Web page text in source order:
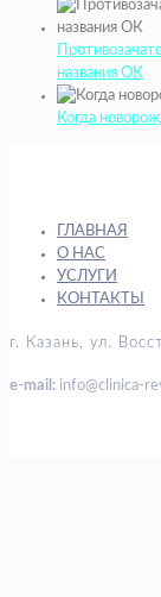
названия ОК
Когда
ГЛАВНАЯ
О НАС
УСЛУГИ
КОНТАКТЫ
г. Казань, ул.
e-mail: info@clinica-